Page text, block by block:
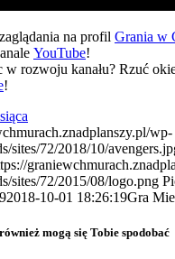
na profil Grania w
YouTube!
w rozwoju kanału? Rzuć
!
wp-
sites/72/2018/10/
sites/72/2015/08/logo.png
2018-10-01 18:26:19Gra
mogą się Tobie spodobać